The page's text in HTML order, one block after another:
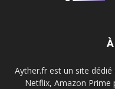
Ayther.fr est un site
Netflix, Amazon Prime